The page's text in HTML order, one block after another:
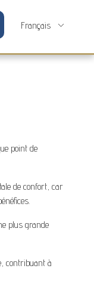
point de
de confort, car
plus grande
contribuant à